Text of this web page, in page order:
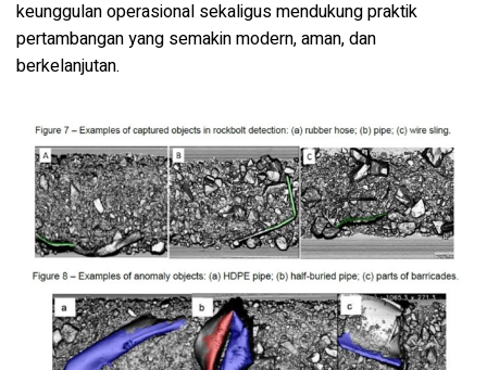
keunggulan operasional sekaligus mendukung praktik
pertambangan yang semakin modern, aman, dan
berkelanjutan.